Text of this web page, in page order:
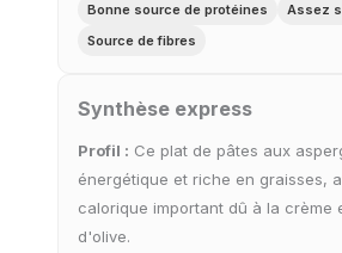
Bonne source de protéines
Assez
Source de fibres
Synthèse express
Profil : Ce plat de pâtes aux
énergétique et riche en graisses,
calorique important dû à la crème
d'olive.